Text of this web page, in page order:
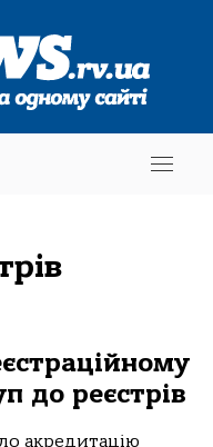
до реєстрів
акредитацію